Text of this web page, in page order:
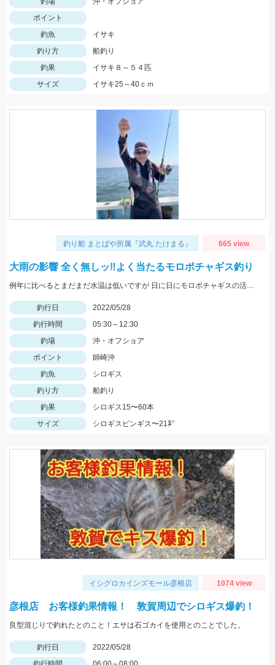
ポイント
釣魚
イサキ
釣り方
船釣り
釣果
イサキ８～５４匹
サイズ
イサキ25～40ｃｍ
釣り船 まとばや所属『武丸 たけまる』 665 view
大雨の影響 全く無しッ‼︎よく当たるモロポチャギス釣り
例年に比べるとまだまだ水温は低いですが 日に日にモロポチャギスの活性 高まってますよッ(^-^)
釣行日
2022/05/28
釣行時間
05:30～12:30
釣場
沖・オフショア
ポイント
師崎沖
釣魚
シロギス
釣り方
船釣り
釣果
シロギス15〜60本
サイズ
シロギスピンギス〜21㌢
イシグロカインズモール彦根店 1074 view
彦根店 お客様釣果情報！ 敦賀周辺でシロギス爆釣！
良型混じりで釣れたとのこと！エサは石ゴカイを使用とのことでした。
釣行日
2022/05/28